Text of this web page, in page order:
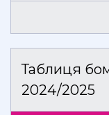
Таблиця
2024/2025